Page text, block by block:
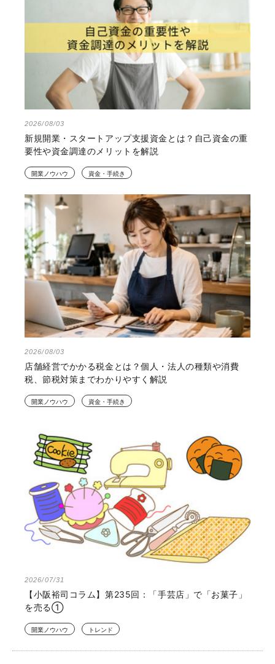
2026/08/03
新規開業・スタートアップ支援資金とは？自己資金の重
要性や資金調達のメリットを解説
開業ノウハウ 資金・手続き
2026/08/03
店舗経営でかかる税金とは？個人・法人の種類や消費
税、節税対策までわかりやすく解説
開業ノウハウ 資金・手続き
2026/07/31
【小阪裕司コラム】第235回：「手芸店」で「お菓子」
を売る①
開業ノウハウ トレンド